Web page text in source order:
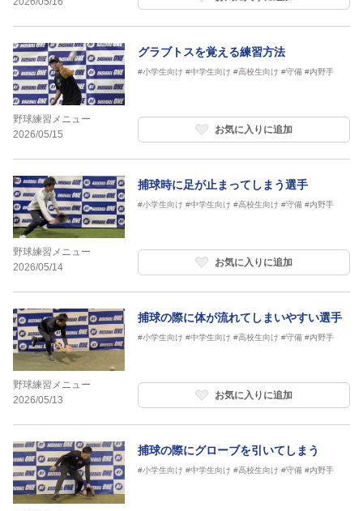
野球練習メニュー
2026/05/15
グラブトスを覚える練習方法
#小学生向け #中学生向け #高校生向け #守備 #内野手
お気に入りに追加
野球練習メニュー
2026/05/14
捕球時に足が止まってしまう選手
#小学生向け #中学生向け #高校生向け #守備 #内野手
お気に入りに追加
野球練習メニュー
2026/05/13
捕球の際に体が流れてしまいやすい選手
#小学生向け #中学生向け #高校生向け #守備 #内野手
お気に入りに追加
捕球の際にグローブを引いてしまう
#小学生向け #中学生向け #高校生向け #守備 #内野手